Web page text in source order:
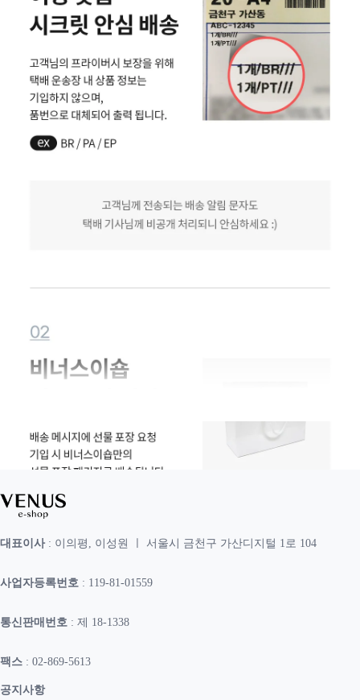
대표이사: 이의평, 이성원 ㅣ 서울시 금천구 가산디지털 1로 104
사업자등록번호 : 119-81-01559
통신판매번호 : 제 18-1338
팩스 : 02-869-5613
공지사항